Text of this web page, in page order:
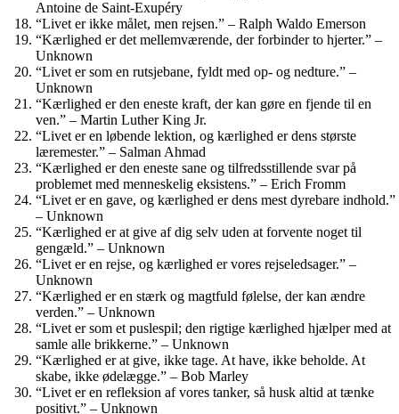
Antoine de Saint-Exupéry
“Livet er ikke målet, men rejsen.” – Ralph Waldo Emerson
“Kærlighed er det mellemværende, der forbinder to hjerter.” –
Unknown
“Livet er som en rutsjebane, fyldt med op- og nedture.” –
Unknown
“Kærlighed er den eneste kraft, der kan gøre en fjende til en
ven.” – Martin Luther King Jr.
“Livet er en løbende lektion, og kærlighed er dens største
læremester.” – Salman Ahmad
“Kærlighed er den eneste sane og tilfredsstillende svar på
problemet med menneskelig eksistens.” – Erich Fromm
“Livet er en gave, og kærlighed er dens mest dyrebare indhold.”
– Unknown
“Kærlighed er at give af dig selv uden at forvente noget til
gengæld.” – Unknown
“Livet er en rejse, og kærlighed er vores rejseledsager.” –
Unknown
“Kærlighed er en stærk og magtfuld følelse, der kan ændre
verden.” – Unknown
“Livet er som et puslespil; den rigtige kærlighed hjælper med at
samle alle brikkerne.” – Unknown
“Kærlighed er at give, ikke tage. At have, ikke beholde. At
skabe, ikke ødelægge.” – Bob Marley
“Livet er en refleksion af vores tanker, så husk altid at tænke
positivt.” – Unknown